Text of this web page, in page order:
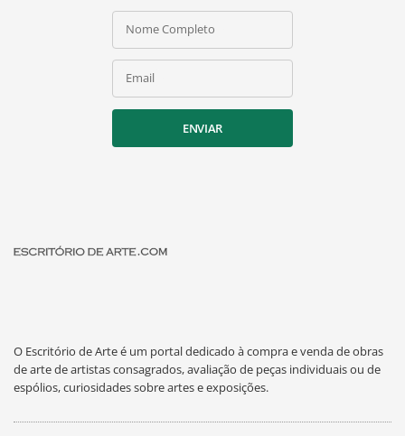
Nome Completo
Email
ENVIAR
O Escritório de Arte é um portal dedicado à compra e venda de obras
de arte de artistas consagrados, avaliação de peças individuais ou de
espólios, curiosidades sobre artes e exposições.